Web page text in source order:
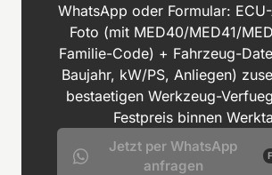
WhatsApp oder Formular:
Foto (mit MED40/MED41/
Familie-Code) + Fahrzeug-
Baujahr, kW/PS, Anliegen)
bestaetigen Werkzeug-
Festpreis binnen
Jetzt per WhatsApp
anfragen